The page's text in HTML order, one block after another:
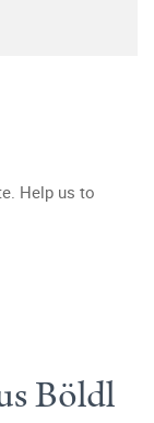
Help us to
Böldl